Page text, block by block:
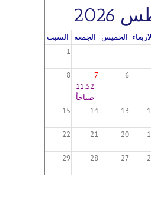
الخميس الجمعة
السبت
1
6
7
11:52
صباحاً
8
13
14
15
20
21
22
27
28
29